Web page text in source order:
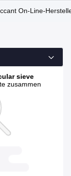
On-Line-
sieve
zusammen